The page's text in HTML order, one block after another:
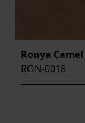
Ronya Camel
RON-0018